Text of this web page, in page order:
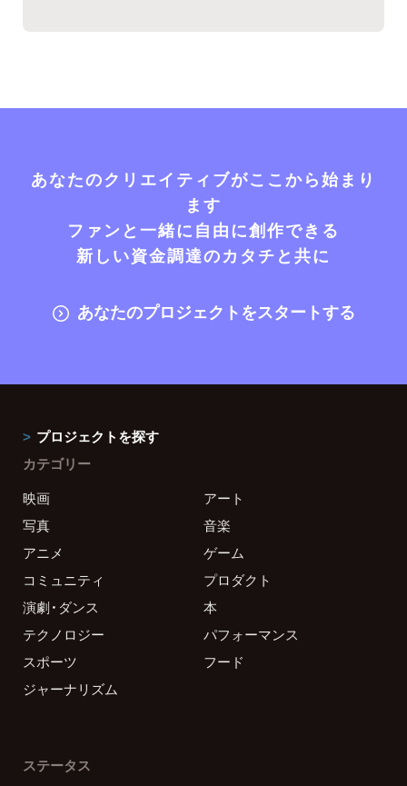
あなたのクリエイティブがここから始まり
ます
ファンと一緒に自由に創作できる
新しい資金調達のカタチと共に
あなたのプロジェクトをスタートする
プロジェクトを探す
カテゴリー
映画
アート
写真
音楽
アニメ
ゲーム
コミュニティ
プロダクト
演劇・ダンス
本
テクノロジー
パフォーマンス
スポーツ
フード
ジャーナリズム
ステータス